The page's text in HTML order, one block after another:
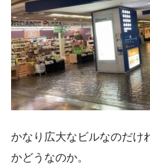
かなり広大なビルなのだけ
かどうなのか。